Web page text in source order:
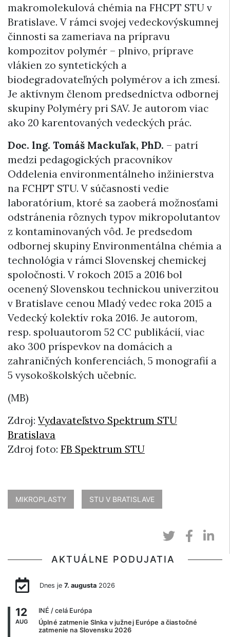
makromolekulová chémia na FHCPT STU v
Bratislave. V rámci svojej vedeckovýskumnej
činnosti sa zameriava na prípravu
kompozitov polymér – plnivo, príprave
vlákien zo syntetických a
biodegradovateľných polymérov a ich zmesí.
Je aktívnym členom predsedníctva odbornej
skupiny Polyméry pri SAV. Je autorom viac
ako 20 karentovaných vedeckých prác.
Doc. lng. Tomáš Mackuľak, PhD. – patrí
medzi pedagogických pracovníkov
Oddelenia environmentálneho inžinierstva
na FCHPT STU. V súčasnosti vedie
laboratórium, ktoré sa zaoberá možnosťami
odstránenia rôznych typov mikropolutantov
z kontaminovaných vôd. Je predsedom
odbornej skupiny Environmentálna chémia a
technológia v rámci Slovenskej chemickej
spoločnosti. V rokoch 2015 a 2016 bol
ocenený Slovenskou technickou univerzitou
v Bratislave cenou Mladý vedec roka 2015 a
Vedecký kolektív roka 2016. Je autorom,
resp. spoluautorom 52 CC publikácií, viac
ako 300 príspevkov na domácich a
zahraničných konferenciách, 5 monografií a
5 vysokoškolských učebníc.
(MB)
Zdroj: Vydavateľstvo Spektrum STU
Bratislava
Zdroj foto: FB Spektrum STU
MIKROPLASTY STU V BRATISLAVE
AKTUÁLNE PODUJATIA
Dnes je 7. augusta2026
12
AUG
INÉ / celá Európa
Úplné zatmenie Slnka v južnej Európe a čiastočné
zatmenie na Slovensku 2026